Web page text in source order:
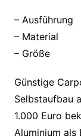
– Ausführung
– Material
– Größe
Günstige
Selbstaufbau
1.000 Euro
Aluminium